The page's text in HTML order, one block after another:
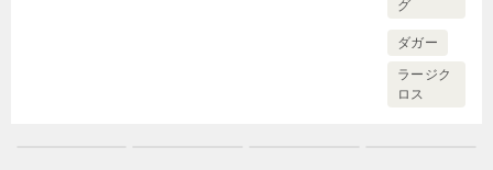
グ
ダガー
ラージク
ロス